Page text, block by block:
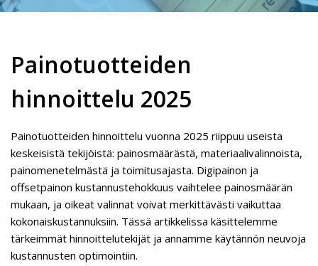
Painotuotteiden
hinnoittelu 2025
Painotuotteiden hinnoittelu vuonna 2025 riippuu useista
keskeisistä tekijöistä: painosmäärästä, materiaalivalinnoista,
painomenetelmästä ja toimitusajasta. Digipainon ja
offsetpainon kustannustehokkuus vaihtelee painosmäärän
mukaan, ja oikeat valinnat voivat merkittävästi vaikuttaa
kokonaiskustannuksiin. Tässä artikkelissa käsittelemme
tärkeimmät hinnoittelutekijät ja annamme käytännön neuvoja
kustannusten optimointiin.